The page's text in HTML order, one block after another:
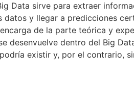
Data sirve para extraer
datos y llegar a predicciones
de la parte teórica y
desenvuelve dentro del Big
existir y, por el contrario,